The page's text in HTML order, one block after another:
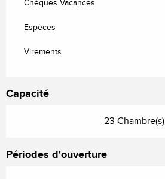
Chèques Vacances
Espèces
Virements
Capacité
23 Chambre(s)
Périodes d'ouverture